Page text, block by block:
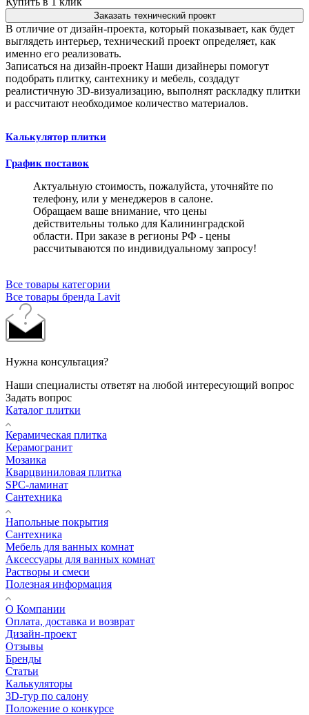
Заказать технический проект
В отличие от дизайн-проекта, который показывает, как будет
выглядеть интерьер, технический проект определяет, как
именно его реализовать.
Записаться на дизайн-проект Наши дизайнеры помогут
подобрать плитку, сантехнику и мебель, создадут
реалистичную 3D-визуализацию, выполнят раскладку плитки
и рассчитают необходимое количество материалов.
Калькулятор плитки
График поставок
Актуальную стоимость, пожалуйста, уточняйте по
телефону, или у менеджеров в салоне.
Обращаем ваше внимание, что цены
действительны только для Калининградской
области. При заказе в регионы РФ - цены
рассчитываются по индивидуальному запросу!
Все товары категории
Все товары бренда Lavit
Нужна консультация?
Наши специалисты ответят на любой интересующий вопрос
Задать вопрос
Каталог плитки
Керамическая плитка
Керамогранит
Мозаика
Кварцвиниловая плитка
SPC-ламинат
Сантехника
Напольные покрытия
Сантехника
Мебель для ванных комнат
Аксессуары для ванных комнат
Растворы и смеси
Полезная информация
О Компании
Оплата, доставка и возврат
Дизайн-проект
Отзывы
Бренды
Статьи
Калькуляторы
3D-тур по салону
Положение о конкурсе